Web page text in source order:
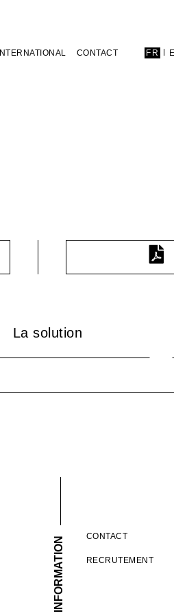
INTERNATIONAL CONTACT FR
La solution
INFORMATION CONTACT
RECRUTEMENT